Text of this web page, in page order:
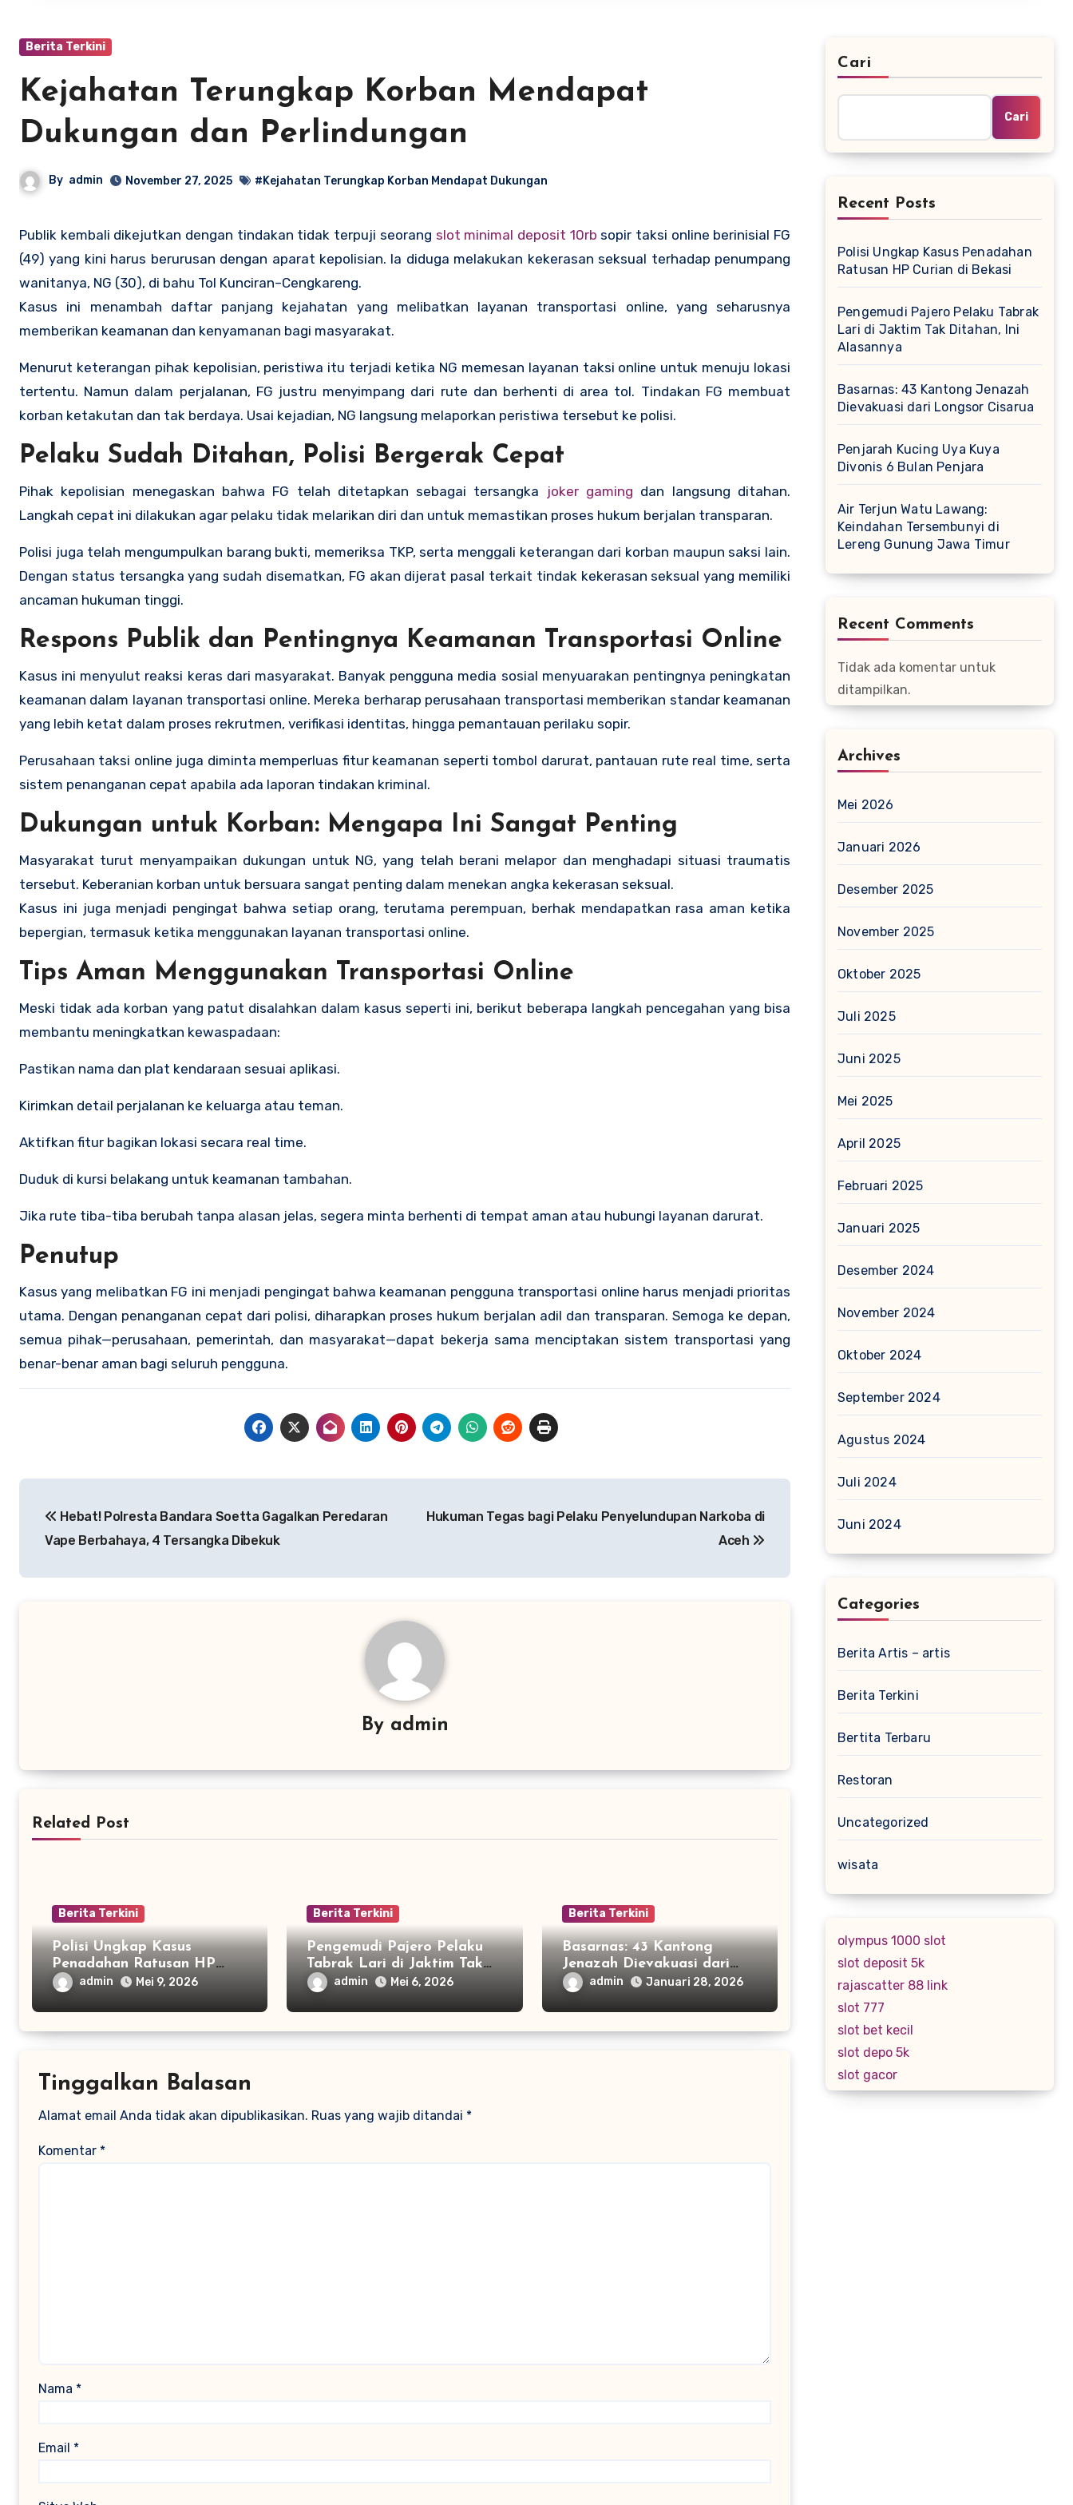
Berita Terkini
Kejahatan Terungkap Korban Mendapat
Dukungan dan Perlindungan
By admin November 27, 2025 #Kejahatan Terungkap Korban Mendapat Dukungan
Publik kembali dikejutkan dengan tindakan tidak terpuji seorang slot minimal deposit 10rb sopir taksi online berinisial FG
(49) yang kini harus berurusan dengan aparat kepolisian. Ia diduga melakukan kekerasan seksual terhadap penumpang
wanitanya, NG (30), di bahu Tol Kunciran–Cengkareng.
Kasus ini menambah daftar panjang kejahatan yang melibatkan layanan transportasi online, yang seharusnya
memberikan keamanan dan kenyamanan bagi masyarakat.
Menurut keterangan pihak kepolisian, peristiwa itu terjadi ketika NG memesan layanan taksi online untuk menuju lokasi
tertentu. Namun dalam perjalanan, FG justru menyimpang dari rute dan berhenti di area tol. Tindakan FG membuat
korban ketakutan dan tak berdaya. Usai kejadian, NG langsung melaporkan peristiwa tersebut ke polisi.
Pelaku Sudah Ditahan, Polisi Bergerak Cepat
Pihak kepolisian menegaskan bahwa FG telah ditetapkan sebagai tersangka joker gaming dan langsung ditahan.
Langkah cepat ini dilakukan agar pelaku tidak melarikan diri dan untuk memastikan proses hukum berjalan transparan.
Polisi juga telah mengumpulkan barang bukti, memeriksa TKP, serta menggali keterangan dari korban maupun saksi lain.
Dengan status tersangka yang sudah disematkan, FG akan dijerat pasal terkait tindak kekerasan seksual yang memiliki
ancaman hukuman tinggi.
Respons Publik dan Pentingnya Keamanan Transportasi Online
Kasus ini menyulut reaksi keras dari masyarakat. Banyak pengguna media sosial menyuarakan pentingnya peningkatan
keamanan dalam layanan transportasi online. Mereka berharap perusahaan transportasi memberikan standar keamanan
yang lebih ketat dalam proses rekrutmen, verifikasi identitas, hingga pemantauan perilaku sopir.
Perusahaan taksi online juga diminta memperluas fitur keamanan seperti tombol darurat, pantauan rute real time, serta
sistem penanganan cepat apabila ada laporan tindakan kriminal.
Dukungan untuk Korban: Mengapa Ini Sangat Penting
Masyarakat turut menyampaikan dukungan untuk NG, yang telah berani melapor dan menghadapi situasi traumatis
tersebut. Keberanian korban untuk bersuara sangat penting dalam menekan angka kekerasan seksual.
Kasus ini juga menjadi pengingat bahwa setiap orang, terutama perempuan, berhak mendapatkan rasa aman ketika
bepergian, termasuk ketika menggunakan layanan transportasi online.
Tips Aman Menggunakan Transportasi Online
Meski tidak ada korban yang patut disalahkan dalam kasus seperti ini, berikut beberapa langkah pencegahan yang bisa
membantu meningkatkan kewaspadaan:
Pastikan nama dan plat kendaraan sesuai aplikasi.
Kirimkan detail perjalanan ke keluarga atau teman.
Aktifkan fitur bagikan lokasi secara real time.
Duduk di kursi belakang untuk keamanan tambahan.
Jika rute tiba-tiba berubah tanpa alasan jelas, segera minta berhenti di tempat aman atau hubungi layanan darurat.
Penutup
Kasus yang melibatkan FG ini menjadi pengingat bahwa keamanan pengguna transportasi online harus menjadi prioritas
utama. Dengan penanganan cepat dari polisi, diharapkan proses hukum berjalan adil dan transparan. Semoga ke depan,
semua pihak—perusahaan, pemerintah, dan masyarakat—dapat bekerja sama menciptakan sistem transportasi yang
benar-benar aman bagi seluruh pengguna.
pos Hebat! Polresta Bandara Soetta Gagalkan Peredaran
Vape Berbahaya, 4 Tersangka Dibekuk
Hukuman Tegas bagi Pelaku Penyelundupan Narkoba di
Aceh
By admin
Related Post
Berita Terkini
Polisi Ungkap Kasus
Penadahan Ratusan HP
Curian di Bekasi
admin Mei 9, 2026
Berita Terkini
Pengemudi Pajero Pelaku
Tabrak Lari di Jaktim Tak
Ditahan, Ini Alasannya
admin Mei 6, 2026
Berita Terkini
Basarnas: 43 Kantong
Jenazah Dievakuasi dari
Longsor Cisarua
admin Januari 28, 2026
Tinggalkan Balasan
Alamat email Anda tidak akan dipublikasikan. Ruas yang wajib ditandai *
Komentar *
Nama *
Email *
Cari
Cari
Recent Posts
Polisi Ungkap Kasus Penadahan
Ratusan HP Curian di Bekasi
Pengemudi Pajero Pelaku Tabrak
Lari di Jaktim Tak Ditahan, Ini
Alasannya
Basarnas: 43 Kantong Jenazah
Dievakuasi dari Longsor Cisarua
Penjarah Kucing Uya Kuya
Divonis 6 Bulan Penjara
Air Terjun Watu Lawang:
Keindahan Tersembunyi di
Lereng Gunung Jawa Timur
Recent Comments
Tidak ada komentar untuk
ditampilkan.
Archives
Mei 2026
Januari 2026
Desember 2025
November 2025
Oktober 2025
Juli 2025
Juni 2025
Mei 2025
April 2025
Februari 2025
Januari 2025
Desember 2024
November 2024
Oktober 2024
September 2024
Agustus 2024
Juli 2024
Juni 2024
Categories
Berita Artis – artis
Berita Terkini
Bertita Terbaru
Restoran
Uncategorized
wisata
olympus 1000 slot
slot deposit 5k
rajascatter 88 link
slot 777
slot bet kecil
slot depo 5k
slot gacor